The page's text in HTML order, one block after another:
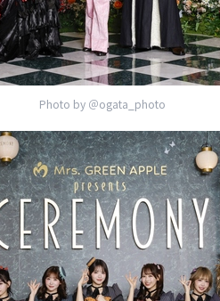
Photo by ＠ogata_photo